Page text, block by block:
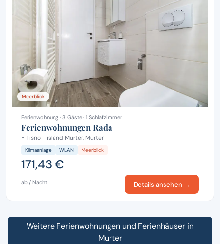
Meerblick
Ferienwohnung · 3 Gäste · 1 Schlafzimmer
Ferienwohnungen Rada
Tisno - island Murter, Murter
Klimaanlage WLAN Meerblick
171,43 €
ab / Nacht Details ansehen →
Weitere Ferienwohnungen und Ferienhäuser in
Murter